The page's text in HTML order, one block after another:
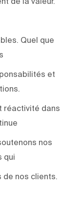
Quel que
et
réactivité dans
nos
qui
de nos clients.